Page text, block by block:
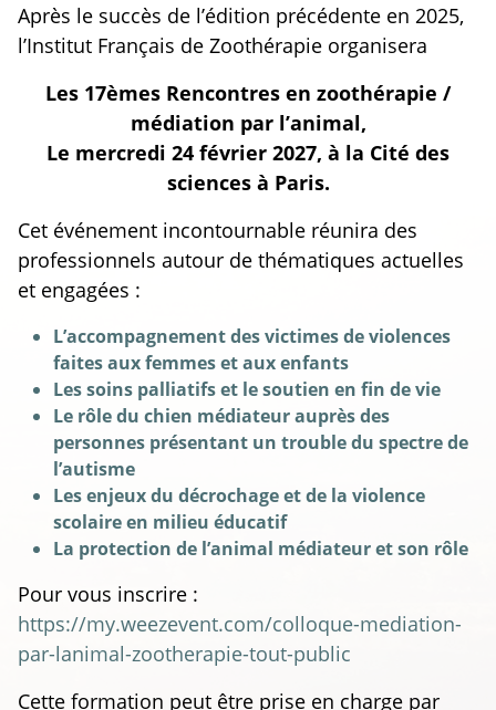
Après le succès de l’édition précédente en 2025,
l’Institut Français de Zoothérapie organisera
Les 17èmes Rencontres en zoothérapie /
médiation par l’animal,
Le mercredi 24 février 2027, à la Cité des
sciences à Paris.
Cet événement incontournable réunira des
professionnels autour de thématiques actuelles
et engagées :
L’accompagnement des victimes de violences
faites aux femmes et aux enfants
Les soins palliatifs et le soutien en fin de vie
Le rôle du chien médiateur auprès des
personnes présentant un trouble du spectre de
l’autisme
Les enjeux du décrochage et de la violence
scolaire en milieu éducatif
La protection de l’animal médiateur et son rôle
Pour vous inscrire :
https://my.weezevent.com/colloque-mediation-
par-lanimal-zootherapie-tout-public
Cette formation peut être prise en charge par